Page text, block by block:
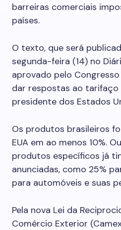
barreiras comerciais
países.
O texto, que será
segunda-feira (14) no
aprovado pelo
dar respostas ao
presidente dos Estados
Os produtos brasileiros
EUA em ao menos 10%.
produtos específicos já
anunciadas, como 25%
para automóveis e suas
Pela nova Lei da
Comércio Exterior